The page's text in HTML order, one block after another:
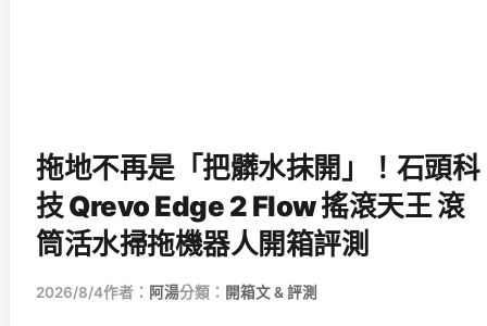
拖地不再是「把髒水抹開」！石頭科
技 Qrevo Edge 2 Flow 搖滾天王 滾
筒活水掃拖機器人開箱評測
2026/8/4作者： 阿湯分類： 開箱文 & 評測